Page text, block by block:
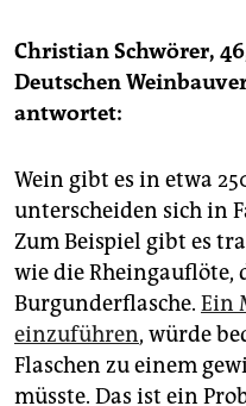
Christian Schwörer,
Deutschen
antwortet:
Wein gibt es in etwa
unterscheiden sich in
Zum Beispiel gibt es
wie die Rheingauflöte,
Burgunderflasche. Ein
einzuführen, würde
Flaschen zu einem
müsste. Das ist ein